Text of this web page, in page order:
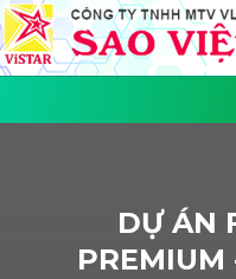
DỰ ÁN
PREMIUM